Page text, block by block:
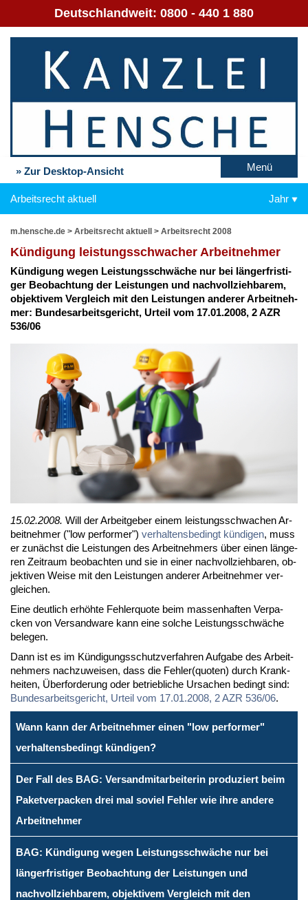
Deutschlandweit: 0800 - 440 1 880
» Zur Desktop-Ansicht Menü
Arbeitsrecht aktuell Jahr
m.hensche.de > Arbeitsrecht aktuell > Arbeitsrecht 2008
Kün­di­gung leis­tungs­schwa­cher Ar­beit­neh­mer
Kün­di­gung we­gen Leis­tungs­schwä­che nur bei län­ger­fris­ti­
ger Be­ob­ach­tung der Leis­tun­gen und nach­voll­zieh­ba­rem,
ob­jek­ti­vem Ver­gleich mit den Leis­tun­gen an­de­rer Ar­beit­neh­
mer: Bun­des­ar­beits­ge­richt, Ur­teil vom 17.01.2008, 2 AZR
536/06
15.02.2008. Will der Ar­beit­ge­ber ei­nem leis­tungs­schwa­chen Ar­
beit­neh­mer ("low per­for­mer") ver­hal­tens­be­dingt kün­di­gen, muss
er zu­nächst die Leis­tun­gen des Ar­beit­neh­mers über ei­nen län­ge­
ren Zeit­raum be­ob­ach­ten und sie in ei­ner nach­voll­zieh­ba­ren, ob­
jek­ti­ven Wei­se mit den Leis­tun­gen an­de­rer Ar­beit­neh­mer ver­
glei­chen.
Ei­ne deut­lich er­höh­te Feh­ler­quo­te beim mas­sen­haf­ten Ver­pa­
cken von Ver­sand­wa­re kann ei­ne sol­che Leis­tungs­schwä­che
be­le­gen.
Dann ist es im Kün­di­gungs­schutz­ver­fah­ren Auf­ga­be des Ar­beit­
neh­mers nach­zu­wei­sen, dass die Feh­ler(quo­ten) durch Krank­
hei­ten, Über­for­de­rung oder be­trieb­li­che Ur­sa­chen be­dingt sind:
Bun­des­ar­beits­ge­richt, Ur­teil vom 17.01.2008, 2 AZR 536/06.
Wann kann der Arbeitnehmer einen "low performer"
verhaltensbedingt kündigen?
Der Fall des BAG: Versandmitarbeiterin produziert beim
Paketverpacken drei mal soviel Fehler wie ihre andere
Arbeitnehmer
BAG: Kündigung wegen Leistungsschwäche nur bei
längerfristiger Beobachtung der Leistungen und
nachvollziehbarem, objektivem Vergleich mit den